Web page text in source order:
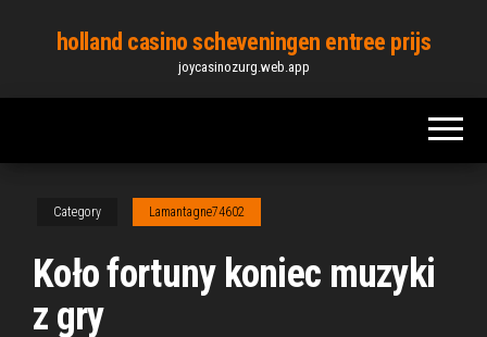
content
holland casino scheveningen entree prijs
joycasinozurg.web.app
Category Lamantagne74602
Koło fortuny koniec muzyki
z gry